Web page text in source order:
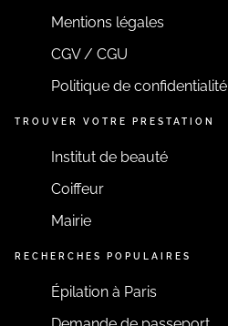
Mentions légales
CGV / CGU
Politique de confidentialité
TROUVER VOTRE PRESTATION
Institut de beauté
Coiffeur
Mairie
RECHERCHES POPULAIRES
Épilation à Paris